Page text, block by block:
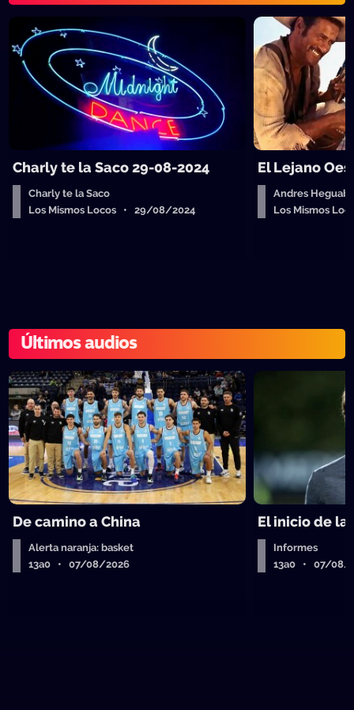
Charly te la Saco 29-08-2024
Charly te la Saco
Los Mismos Locos • 29/08/2024
El Lejano
Andres
Los Mismos
Últimos audios
De camino a China
Alerta naranja: basket
13a0 • 07/08/2026
El inicio de la
Informes
13a0 • 07/08/